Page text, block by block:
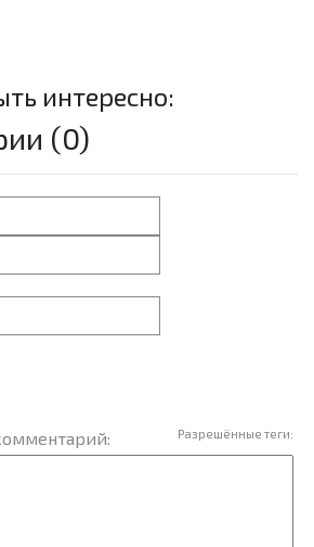
интересно:
(0)
Разрешённые теги: